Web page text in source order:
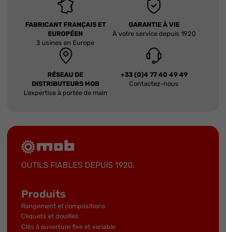
FABRICANT FRANÇAIS ET
EUROPÉEN
3 usines en Europe
GARANTIE À VIE
À votre service depuis 1920
RÉSEAU DE
DISTRIBUTEURS MOB
L’expertise à portée de main
+33 (0)4 77 40 49 49
Contactez-nous
OUTILS FIABLES DEPUIS 1920.
Produits
Rangement et compositions
Cliquets et douilles
Clés à ouverture fixe et variable